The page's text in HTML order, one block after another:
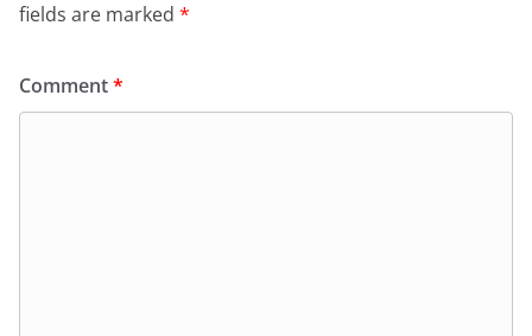
fields are marked *
Comment*